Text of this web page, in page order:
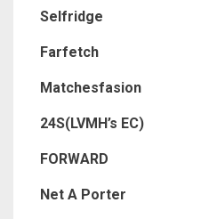
Selfridge
Farfetch
Matchesfasion
24S(LVMH’s EC)
FORWARD
Net A Porter